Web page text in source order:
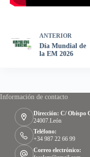
ANTERIOR
Día Mundial de
la EM 2026
Información de contacto
Dirección: C/ Obispo
24007.León
Teléfono:
+34 987 22 66 99
Correo electrónico: